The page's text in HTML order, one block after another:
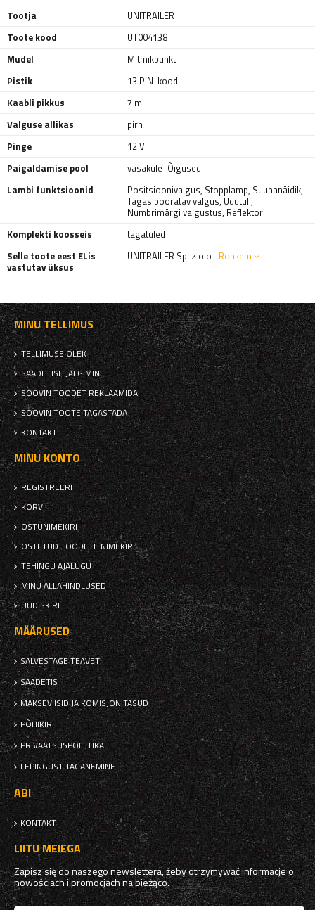
Tootja
UNITRAILER
Toote kood
UT004138
Mudel
Mitmikpunkt II
Pistik
13 PIN-kood
Kaabli pikkus
7 m
Valguse allikas
pirn
Pinge
12 V
Paigaldamise pool
vasakule+Õigused
Lambi funktsioonid
Positsioonivalgus, Stopplamp, Suunanäidik,
Tagasipööratav valgus, Udutuli,
Numbrimärgi valgustus, Reflektor
Komplekti koosseis
tagatuled
Selle toote eest ELis
vastutav üksus
UNITRAILER Sp. z o.o Rohkem
MINU TELLIMUS
TELLIMUSE OLEK
SAADETISE JÄLGIMINE
SOOVIN TOODET REKLAAMIDA
SOOVIN TOOTE TAGASTADA
KONTAKTI
MINU KONTO
REGISTREERI
KORV
OSTUNIMEKIRI
OSTETUD TOODETE NIMEKIRI
TEHINGU AJALUGU
MINU ALLAHINDLUSED
UUDISKIRI
MÄÄRUSED
SALVESTAGE TEAVET
SAADETIS
MAKSEVIISID JA KOMISJONITASUD
PÕHIKIRI
PRIVAATSUSPOLIITIKA
LEPINGUST TAGANEMINE
ABI
KONTAKT
LIITU MEIEGA
Zapisz się do naszego newslettera, żeby otrzymywać informacje o
nowościach i promocjach na bieżąco.